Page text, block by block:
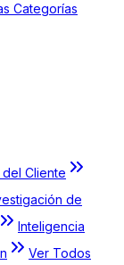
Categorías
Cliente
de
Inteligencia
Ver Todos